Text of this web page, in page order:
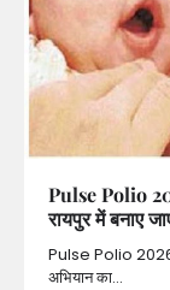
Pulse Polio
रायपुर में बनाए
Pulse Polio 2026:
अभियान का…